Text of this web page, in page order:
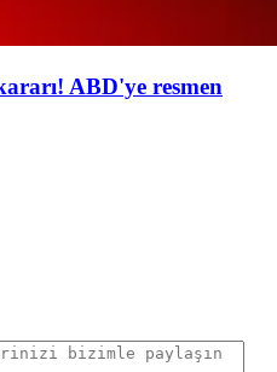
ABD'ye resmen